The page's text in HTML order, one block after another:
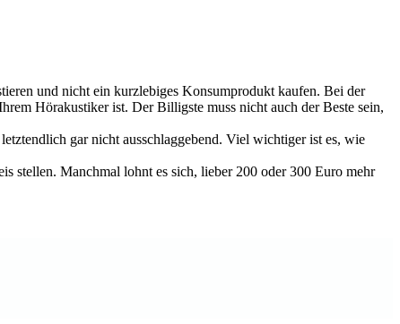
und nicht ein kurzlebiges Konsumprodukt kaufen. Bei der
Hörakustiker ist. Der Billigste muss nicht auch der Beste sein,
gar nicht ausschlaggebend. Viel wichtiger ist es, wie
stellen. Manchmal lohnt es sich, lieber 200 oder 300 Euro mehr